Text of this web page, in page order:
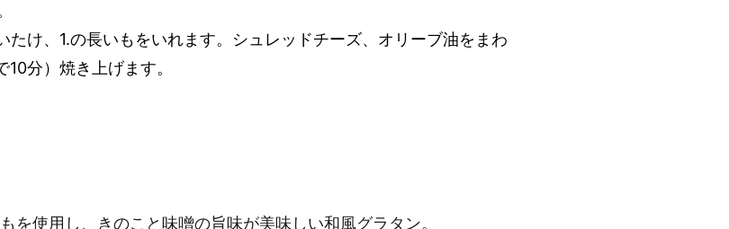
たけ、1.の長いもをいれます。シュレッドチーズ、オリーブ油をまわ
分）焼き上げます。
を使用し、きのこと味噌の旨味が美味しい和風グラタン。